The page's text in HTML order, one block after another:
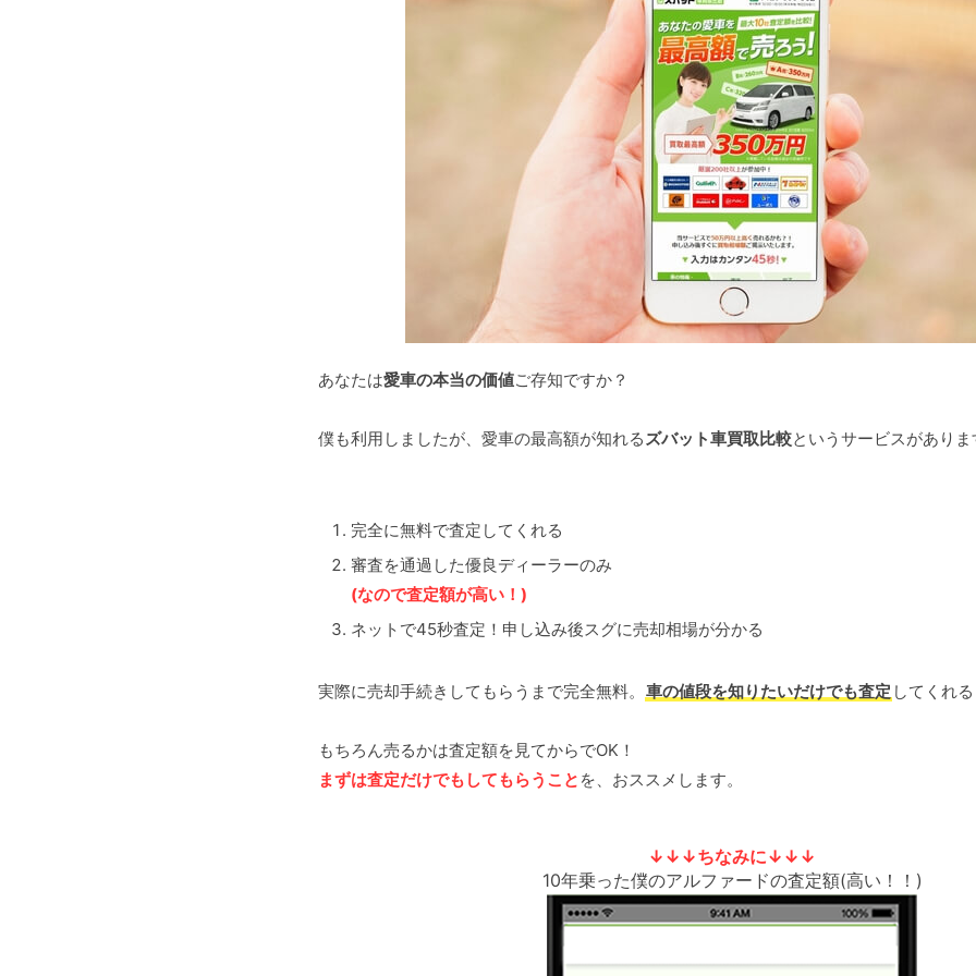
あなたは愛車の本当の価値ご存知ですか？
僕も利用しましたが、愛車の最高額が知れるズバット車買取比較というサービスがありま
完全に無料で査定してくれる
審査を通過した優良ディーラーのみ
(なので査定額が高い！)
ネットで45秒査定！申し込み後スグに売却相場が分かる
実際に売却手続きしてもらうまで完全無料。 車の値段を知りたいだけでも査定 してくれる
もちろん売るかは査定額を見てからでOK！
まずは査定だけでもしてもらうこと を、おススメします。
↓↓↓ちなみに↓↓↓
10年乗った僕のアルファードの査定額(高い！！)